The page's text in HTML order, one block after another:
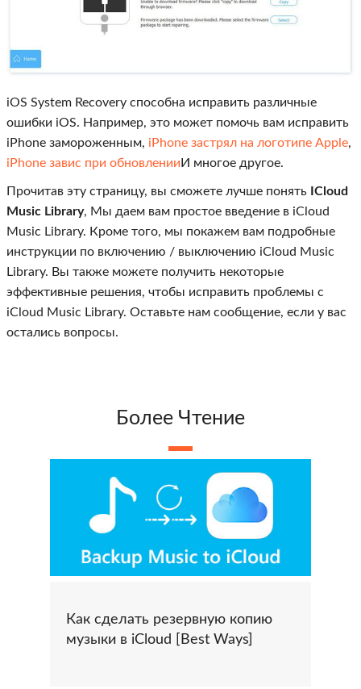
iOS System Recovery способна исправить различные
ошибки iOS. Например, это может помочь вам исправить
iPhone замороженным, iPhone застрял на логотипе Apple,
iPhone завис при обновлении И многое другое.
Прочитав эту страницу, вы сможете лучше понять ICloud
Music Library, Мы даем вам простое введение в iCloud
Music Library. Кроме того, мы покажем вам подробные
инструкции по включению / выключению iCloud Music
Library. Вы также можете получить некоторые
эффективные решения, чтобы исправить проблемы с
iCloud Music Library. Оставьте нам сообщение, если у вас
остались вопросы.
Более Чтение
Как сделать резервную копию
музыки в iCloud [Best Ways]